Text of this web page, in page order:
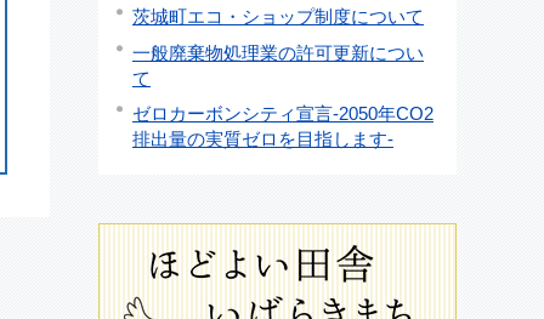
茨城町エコ・ショップ制度について
一般廃棄物処理業の許可更新につい
て
ゼロカーボンシティ宣言-2050年CO2
排出量の実質ゼロを目指します-